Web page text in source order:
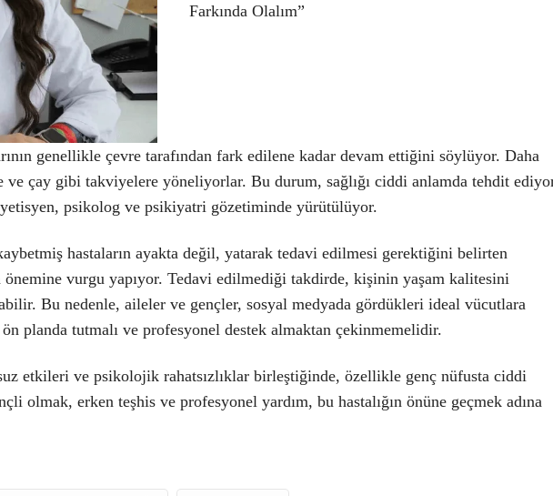
Farkında Olalım”
genellikle çevre tarafından fark edilene kadar devam ettiğini söylüyor. Daha
ve çay gibi takviyelere yöneliyorlar. Bu durum, sağlığı ciddi anlamda tehdit
psikolog ve psikiyatri gözetiminde yürütülüyor.
hastaların ayakta değil, yatarak tedavi edilmesi gerektiğini belirten
önemine vurgu yapıyor. Tedavi edilmediği takdirde, kişinin yaşam kalitesini
Bu nedenle, aileler ve gençler, sosyal medyada gördükleri ideal vücutlara
ön planda tutmalı ve profesyonel destek almaktan çekinmemelidir.
etkileri ve psikolojik rahatsızlıklar birleştiğinde, özellikle genç nüfusta ciddi
olmak, erken teşhis ve profesyonel yardım, bu hastalığın önüne geçmek adına